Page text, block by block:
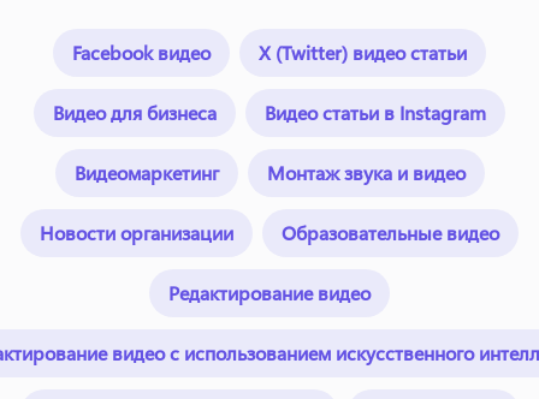
Facebook видео X (Twitter) видео статьи
Видео для бизнеса Видео статьи в Instagram
Видеомаркетинг Монтаж звука и видео
Новости организации Образовательные видео
Редактирование видео
видео с использованием искусственного